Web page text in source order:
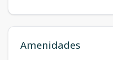
Amenidades